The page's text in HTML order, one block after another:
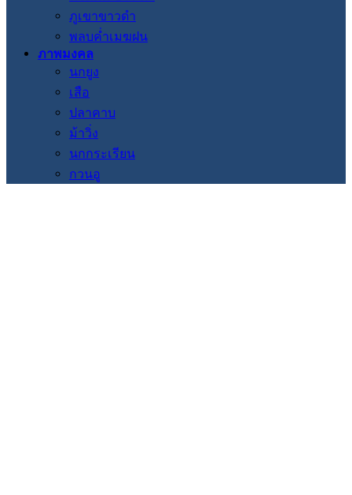
ภูเขาขาวดำ
พลบค่ำเมฆฝน
ภาพมงคล
นกยูง
เสือ
ปลาคาบ
ม้าวิ่ง
นกกระเรียน
กวนอู